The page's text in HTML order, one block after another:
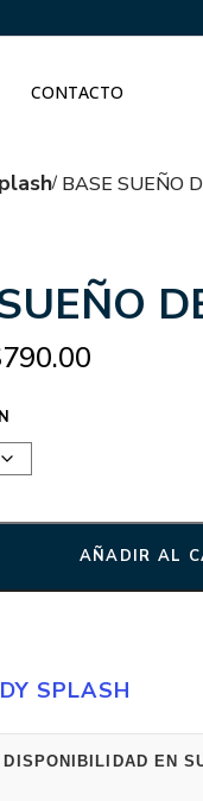
CONTACTO
BASE SUEÑO
790.00
AÑADIR AL
SPLASH
EN